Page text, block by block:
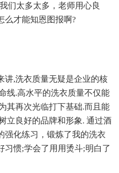
们太多太多，老师用心良
么才能知恩图报啊?
讲,洗衣质量无疑是企业的核
线.高水平的洗衣质量不仅能
其再次光临打下基础.而且能
立良好的品牌和形象. 通过酒
强化练习，锻炼了我的洗衣
习惯;学会了用用烫斗;明白了